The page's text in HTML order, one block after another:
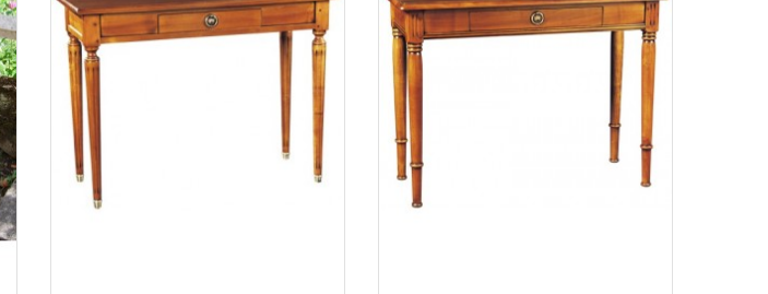
Aperçu rapide
Comparer
Aperçu rapide
Comparer